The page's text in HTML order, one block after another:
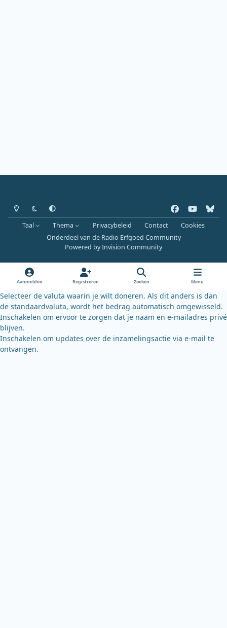
Heldere modus
Donkere modus
Systeemvoorkeur
a
c
e
k
o
u
b
l
u
k
y
Taal Thema Privacybeleid Contact
Cookies
Onderdeel van de Radio Erfgoed Community
Powered byInvision Community
Aanmelden Registreren Zoeken Menu
Selecteer de valuta waarin je wilt doneren. Als dit anders is dan
de standaardvaluta, wordt het bedrag automatisch omgewisseld.
Inschakelen om ervoor te zorgen dat je naam en e-mailadres privé
blijven.
Inschakelen om updates over de inzamelingsactie via e-mail te
ontvangen.